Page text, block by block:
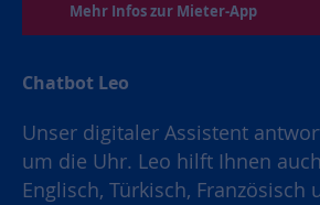
Mehr Infos zur Mieter-App
Chatbot Leo
Unser digitaler Assistent
um die Uhr. Leo hilft Ihnen
Englisch, Türkisch, Französisch